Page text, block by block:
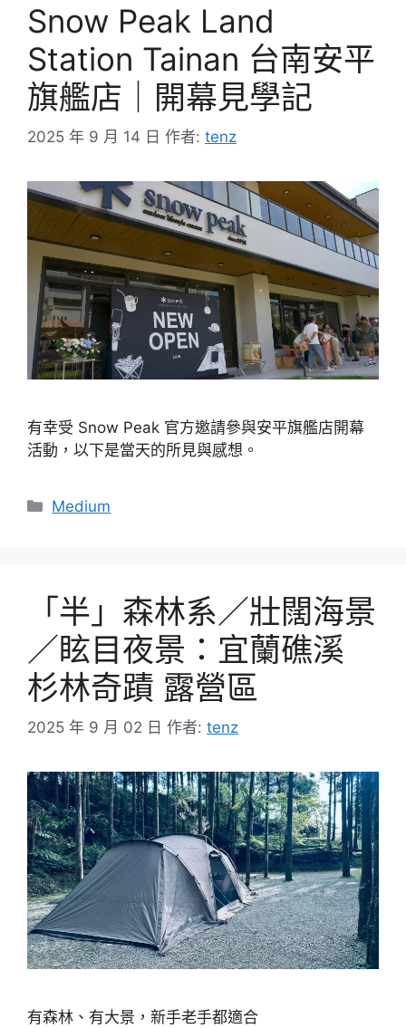
Snow Peak Land
Station Tainan 台南安平
旗艦店｜開幕見學記
2025 年 9 月 14 日 作者: tenz
有幸受 Snow Peak 官方邀請參與安平旗艦店開幕
活動，以下是當天的所見與感想。
分
Medium
「半」森林系／壯闊海景
／眩目夜景：宜蘭礁溪
杉林奇蹟 露營區
2025 年 9 月 02 日 作者: tenz
有森林、有大景，新手老手都適合